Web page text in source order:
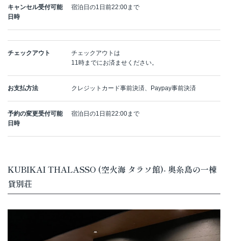
キャンセル受付可能
日時
宿泊日の1日前22:00まで
チェックアウト
チェックアウトは
11時までにお済ませください。
お支払方法 クレジットカード事前決済、Paypay事前決済
予約の変更受付可能
日時
宿泊日の1日前22:00まで
KUBIKAI THALASSO (空火海 タラソ館)- 奥糸島の一棟
貸別荘